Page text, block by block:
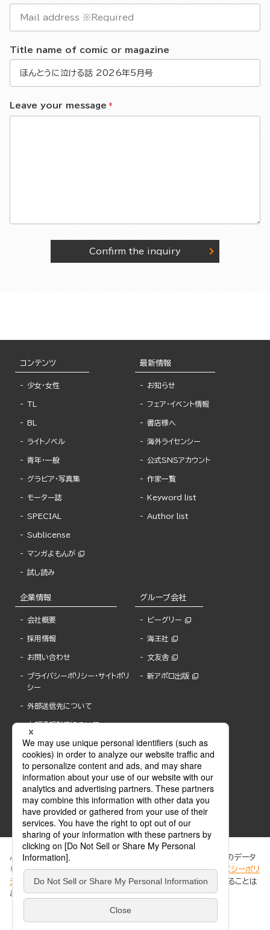
Title name of comic or magazine
Leave your message
Confirm the inquiry
コンテンツ
少女・女性
TL
BL
ライトノベル
青年・一般
グラビア・写真集
モーター誌
SPECIAL
Sublicense
マンガよもんが
試し読み
最新情報
お知らせ
フェア・イベント情報
書店様へ
海外ライセンシー
公式SNSアカウント
作家一覧
Keyword list
Author list
企業情報
会社概要
採用情報
お問い合わせ
プライバシーポリシー・サイトポリ
シー
外部送信先について
内部通報制度について
グループ会社
ビーグリー
海王社
文友舎
新アポロ出版
ABJマークは、この電子書店・電子書籍配信サービスが、著作権者からコンテンツ使用許諾を
得た正規版配信サービスであることを示す登録商標(登録番号 第6091713号)です。
ABJマークの詳細、ABJマークを掲示しているサービスの一覧はこちら。
ぶんか社が運営するサイトでは、利便性向上のためにCookie等のデータ
を使用しています。 当社のCookieについての詳細は、「プライバシーポリ
シー
」をご覧ください。当サイトでは、訪問者の個人情報を追跡することは
ありません。